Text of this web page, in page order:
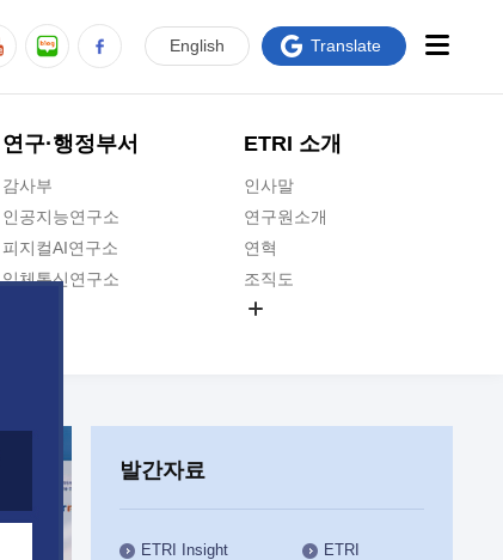
연구·행정부서
감사부
인공지능연구소
피지컬AI연구소
입체통신연구소
인공지능안전연구소
우주항공반도체전략연구단
대경권연구본부
호남권연구본부
ETRI 소개
인사말
연구원소개
연혁
조직도
ETRI CI
English Translate
발간자료
ETRI Insight
ETRI